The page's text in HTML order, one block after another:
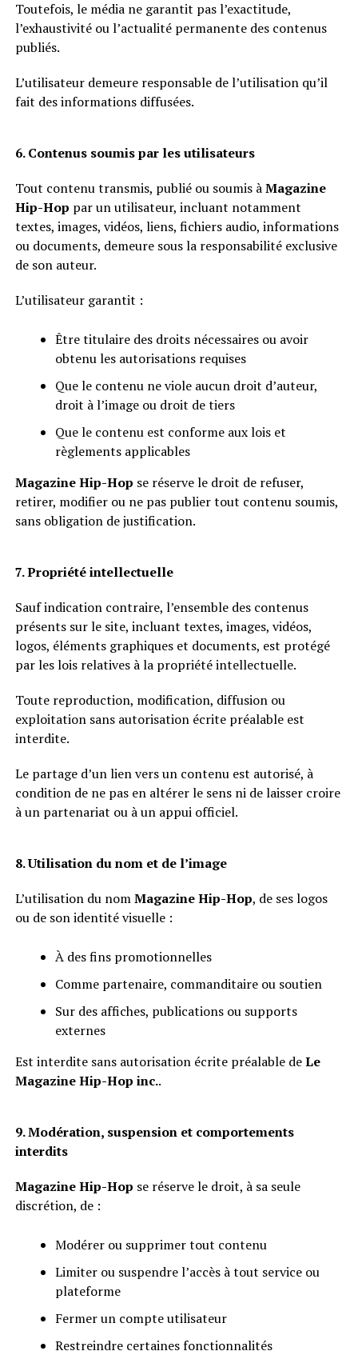
Toutefois, le média ne garantit pas l’exactitude,
l’exhaustivité ou l’actualité permanente des contenus
publiés.
L’utilisateur demeure responsable de l’utilisation qu’il
fait des informations diffusées.
6. Contenus soumis par les utilisateurs
Tout contenu transmis, publié ou soumis àMagazine
Hip-Hop par un utilisateur, incluant notamment
textes, images, vidéos, liens, fichiers audio, informations
ou documents, demeure sous la responsabilité exclusive
de son auteur.
L’utilisateur garantit :
Être titulaire des droits nécessaires ou avoir
obtenu les autorisations requises
Que le contenu ne viole aucun droit d’auteur,
droit à l’image ou droit de tiers
Que le contenu est conforme aux lois et
règlements applicables
Magazine Hip-Hop se réserve le droit de refuser,
retirer, modifier ou ne pas publier tout contenu soumis,
sans obligation de justification.
7. Propriété intellectuelle
Sauf indication contraire, l’ensemble des contenus
présents sur le site, incluant textes, images, vidéos,
logos, éléments graphiques et documents, est protégé
par les lois relatives à la propriété intellectuelle.
Toute reproduction, modification, diffusion ou
exploitation sans autorisation écrite préalable est
interdite.
Le partage d’un lien vers un contenu est autorisé, à
condition de ne pas en altérer le sens ni de laisser croire
à un partenariat ou à un appui officiel.
8. Utilisation du nom et de l’image
L’utilisation du nomMagazine Hip-Hop, de ses logos
ou de son identité visuelle :
À des fins promotionnelles
Comme partenaire, commanditaire ou soutien
Sur des affiches, publications ou supports
externes
Est interdite sans autorisation écrite préalable deLe
Magazine Hip-Hop inc..
9. Modération, suspension et comportements
interdits
Magazine Hip-Hop se réserve le droit, à sa seule
discrétion, de :
Modérer ou supprimer tout contenu
Limiter ou suspendre l’accès à tout service ou
plateforme
Fermer un compte utilisateur
Restreindre certaines fonctionnalités